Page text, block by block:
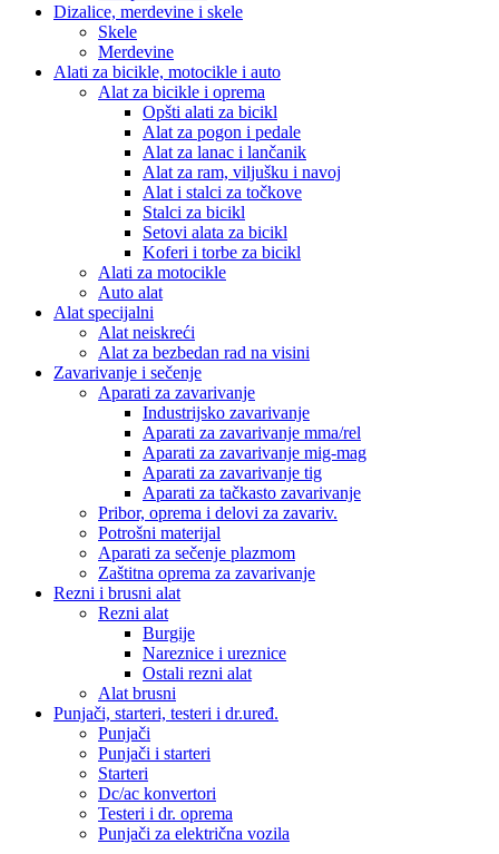
Dizalice, merdevine i skele
Skele
Merdevine
Alati za bicikle, motocikle i auto
Alat za bicikle i oprema
Opšti alati za bicikl
Alat za pogon i pedale
Alat za lanac i lančanik
Alat za ram, viljušku i navoj
Alat i stalci za točkove
Stalci za bicikl
Setovi alata za bicikl
Koferi i torbe za bicikl
Alati za motocikle
Auto alat
Alat specijalni
Alat neiskreći
Alat za bezbedan rad na visini
Zavarivanje i sečenje
Aparati za zavarivanje
Industrijsko zavarivanje
Aparati za zavarivanje mma/rel
Aparati za zavarivanje mig-mag
Aparati za zavarivanje tig
Aparati za tačkasto zavarivanje
Pribor, oprema i delovi za zavariv.
Potrošni materijal
Aparati za sečenje plazmom
Zaštitna oprema za zavarivanje
Rezni i brusni alat
Rezni alat
Burgije
Nareznice i ureznice
Ostali rezni alat
Alat brusni
Punjači, starteri, testeri i dr.uređ.
Punjači
Punjači i starteri
Starteri
Dc/ac konvertori
Testeri i dr. oprema
Punjači za električna vozila